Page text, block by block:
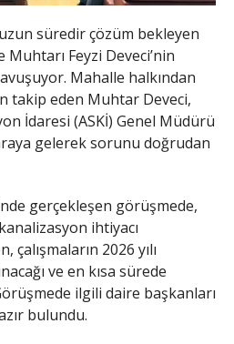
süredir çözüm bekleyen
Feyzi Deveci’nin
Mahalle halkından
takip eden Muhtar Deveci,
İdaresi (ASKİ) Genel Müdürü
gelerek sorunu doğrudan
gerçekleşen görüşmede,
ihtiyacı
çalışmaların 2026 yılı
ve en kısa sürede
ilgili daire başkanları
bulundu.